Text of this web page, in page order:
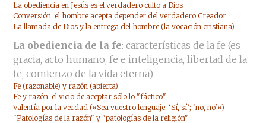
La obediencia en Jesús es el verdadero culto a Dios
Conversión: el hombre acepta depender del verdadero Creador
La llamada de Dios y la entrega del hombre (la vocación cristiana)
La obediencia de la fe: características de la fe (es
gracia, acto humano, fe e inteligencia, libertad de la
fe, comienzo de la vida eterna)
Fe (razonable) y razón (abierta)
Fe y razón: el vicio de aceptar sólo lo "fáctico"
Valentía por la verdad («Sea vuestro lenguaje: ‘Sí, sí’; ‘no, no’»)
"Patologías de la razón" y "patologías de la religión"